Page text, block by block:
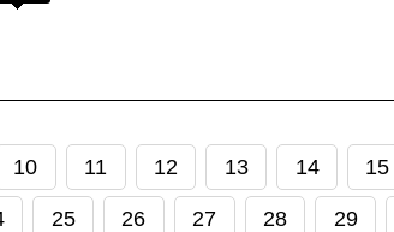
10 11 12 13 14 15
25 26 27 28 29